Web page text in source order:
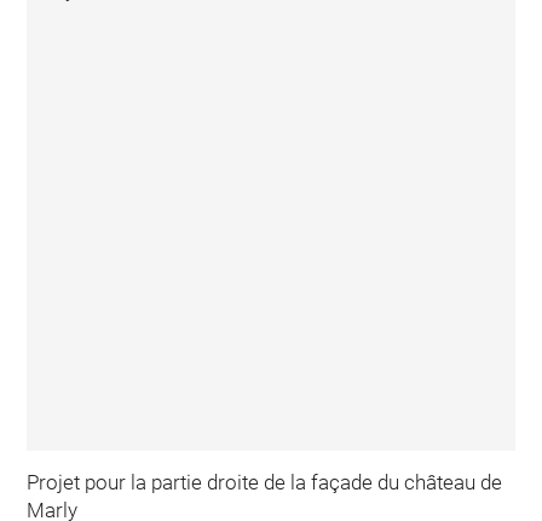
Projet pour la partie droite de la façade du château de
Marly